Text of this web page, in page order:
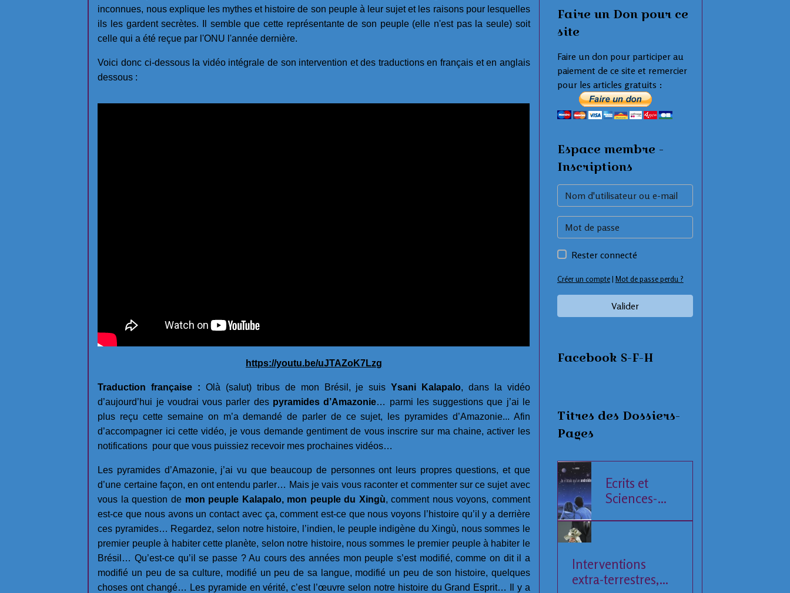
inconnues, nous explique les mythes et histoire de son peuple à leur sujet et les raisons pour lesquelles
ils les gardent secrètes. Il semble que cette représentante de son peuple (elle n'est pas la seule) soit
celle qui a été reçue par l'ONU l'année dernière.
Voici donc ci-dessous la vidéo intégrale de son intervention et des traductions en français et en anglais
dessous :
https://youtu.be/uJTAZoK7Lzg
Traduction française : Olà (salut) tribus de mon Brésil, je suisYsani Kalapalo, dans la vidéo
d’aujourd’hui je voudrai vous parler des pyramides d’Amazonie… parmi les suggestions que j’ai le
plus reçu cette semaine on m’a demandé de parler de ce sujet, les pyramides d’Amazonie... Afin
d’accompagner ici cette vidéo, je vous demande gentiment de vous inscrire sur ma chaine, activer les
notifications pour que vous puissiez recevoir mes prochaines vidéos…
Les pyramides d’Amazonie, j’ai vu que beaucoup de personnes ont leurs propres questions, et que
d’une certaine façon, en ont entendu parler… Mais je vais vous raconter et commenter sur ce sujet avec
vous la question de mon peuple Kalapalo, mon peuple du Xingù, comment nous voyons, comment
est-ce que nous avons un contact avec ça, comment est-ce que nous voyons l’histoire qu’il y a derrière
ces pyramides… Regardez, selon notre histoire, l’indien, le peuple indigène du Xingù, nous sommes le
premier peuple à habiter cette planète, selon notre histoire, nous sommes le premier peuple à habiter le
Brésil… Qu’est-ce qu’il se passe ? Au cours des années mon peuple s’est modifié, comme on dit il a
modifié un peu de sa culture, modifié un peu de sa langue, modifié un peu de son histoire, quelques
choses ont changé… Les pyramide en vérité, c’est l’œuvre selon notre histoire du Grand Esprit… Il y a
Faire un Don pour ce
site
Faire un don pour participer au
paiement de ce site et remercier
pour les articles gratuits :
Espace membre -
Inscriptions
Rester connecté
Créer un compte| Mot de passe perdu ?
Valider
Facebook S-F-H
Titres des Dossiers-
Pages
Ecrits et
Sciences-
Interventions
extra-terrestres,